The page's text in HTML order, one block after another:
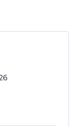
KI. Alle
die